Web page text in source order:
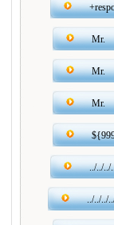
Mr.
Mr.
Mr.
../../../
../../../